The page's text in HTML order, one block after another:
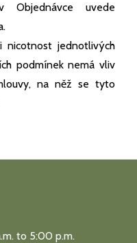
uvede
nicotnost jednotlivých
podmínek nemá vliv
na něž se tyto
to 5:00 p.m.